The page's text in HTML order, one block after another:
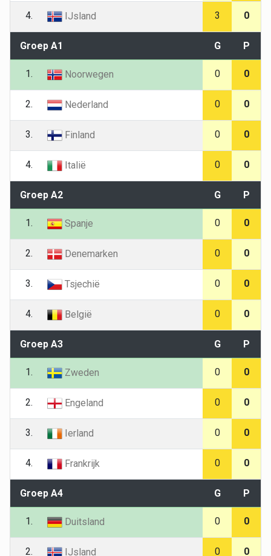
4. IJsland 3 0
Groep A1 G P
1. Noorwegen 0 0
2. Nederland 0 0
3. Finland 0 0
4. Italië 0 0
Groep A2 G P
1. Spanje 0 0
2. Denemarken 0 0
3. Tsjechië 0 0
4. België 0 0
Groep A3 G P
1. Zweden 0 0
2. Engeland 0 0
3. Ierland 0 0
4. Frankrijk 0 0
Groep A4 G P
1. Duitsland 0 0
2. IJsland 0 0